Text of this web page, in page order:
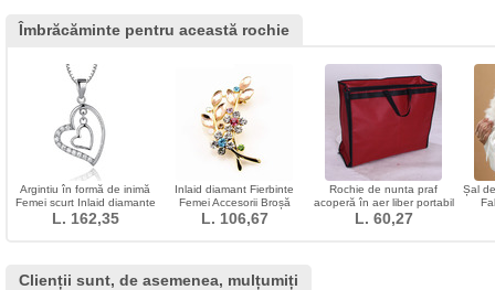
Îmbrăcăminte pentru această rochie
Argintiu în formă de inimă
Femei scurt Inlaid diamante
Colier
L. 162,35
Inlaid diamant Fierbinte
Femei Accesorii Broșă
Crystal Leaf
L. 106,67
Rochie de nunta praf
acoperă în aer liber portabil
stereo pachet de praf
acoperă
L. 60,27
Șal
Clienții sunt, de asemenea, mulțumiți